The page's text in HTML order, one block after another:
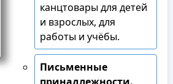
канцтовары для детей
и взрослых, для
работы и учёбы.
Письменные